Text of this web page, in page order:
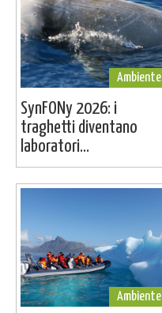
Ambiente
SynFONy 2026: i
traghetti diventano
laboratori...
Ambiente